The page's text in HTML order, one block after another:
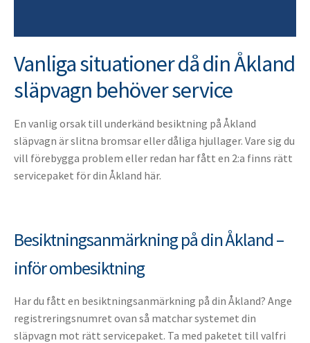
Vanliga situationer då din Åkland
släpvagn behöver service
En vanlig orsak till underkänd besiktning på Åkland
släpvagn är slitna bromsar eller dåliga hjullager. Vare sig du
vill förebygga problem eller redan har fått en 2:a finns rätt
servicepaket för din Åkland här.
Besiktningsanmärkning på din Åkland –
inför ombesiktning
Har du fått en besiktningsanmärkning på din Åkland? Ange
registreringsnumret ovan så matchar systemet din
släpvagn mot rätt servicepaket. Ta med paketet till valfri